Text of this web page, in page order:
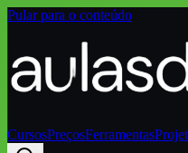
Pular para o conteúdo
CursosPreçosFerramentas